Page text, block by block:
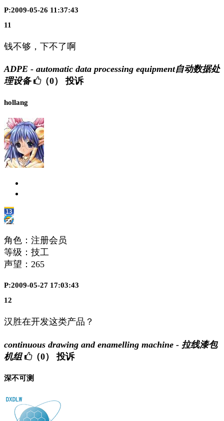
P:2009-05-26 11:37:43
11
钱不够，下不了啊
ADPE - automatic data processing equipment自动数据处
理设备
（0） 投诉
hollang
角色：注册会员
等级：技工
声望： 265
P:2009-05-27 17:03:43
12
汉胜在开发这类产品？
continuous drawing and enamelling machine - 拉线漆包
机组
（0） 投诉
深不可测